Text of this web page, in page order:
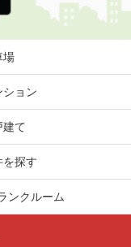
竹
場
ション
建て
を探す
ンクルーム